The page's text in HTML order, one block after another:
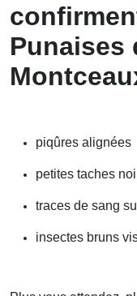
Punaises
piqûres alignées
petites taches
traces de sang
insectes bruns